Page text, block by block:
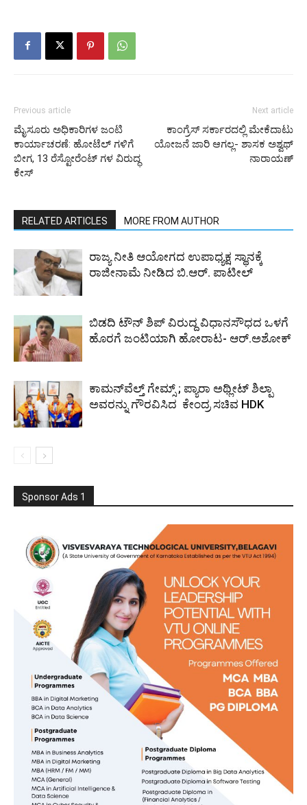
Previous article
ಮೈಸೂರು ಅಧಿಕಾರಿಗಳ ಜಂಟಿ
ಕಾರ್ಯಾಚರಣೆ: ಹೋಟೆಲ್ ಗಳಿಗೆ
ಬೀಗ, 13 ರೆಸ್ಟೋರೆಂಟ್ ಗಳ ವಿರುದ್ಧ
ಕೇಸ್
Next article
ಕಾಂಗ್ರೆಸ್ ಸರ್ಕಾರದಲ್ಲಿ ಮೇಕೆದಾಟು
ಯೋಜನೆ ಜಾರಿ ಆಗಲ್ಲ- ಶಾಸಕ ಅಶ್ವಥ್
ನಾರಾಯಣ್
RELATED ARTICLES MORE FROM AUTHOR
ರಾಜ್ಯ ನೀತಿ ಆಯೋಗದ ಉಪಾಧ್ಯಕ್ಷ ಸ್ಥಾನಕ್ಕೆ
ರಾಜೀನಾಮೆ ನೀಡಿದ ಬಿ.ಆರ್. ಪಾಟೀಲ್
ಬಿಡದಿ ಟೌನ್ ಶಿಪ್ ವಿರುದ್ದ ವಿಧಾನಸೌಧದ ಒಳಗೆ
ಹೊರಗೆ ಜಂಟಿಯಾಗಿ ಹೋರಾಟ- ಆರ್.ಅಶೋಕ್
ಕಾಮನ್‌ವೆಲ್ತ್ ಗೇಮ್ಸ್‌ ; ಪ್ಯಾರಾ ಅಥ್ಲೀಟ್ ಶಿಲ್ಪಾ
ಅವರನ್ನು ಗೌರವಿಸಿದ ಕೇಂದ್ರ ಸಚಿವ HDK
Sponsor Ads 1